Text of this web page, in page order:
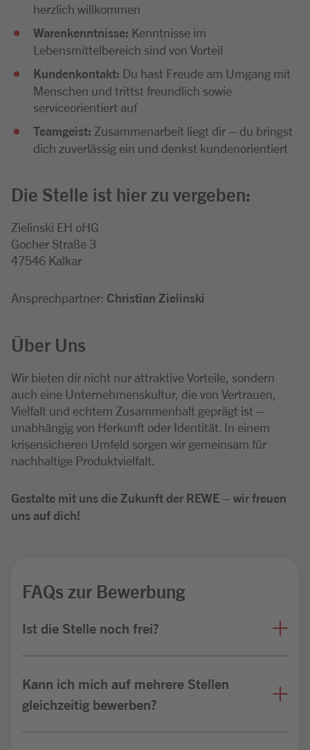
herzlich willkommen
Warenkenntnisse: Kenntnisse im
Lebensmittelbereich sind von Vorteil
Kundenkontakt: Du hast Freude am Umgang mit
Menschen und trittst freundlich sowie
serviceorientiert auf
Teamgeist: Zusammenarbeit liegt dir – du bringst
dich zuverlässig ein und denkst kundenorientiert
Die Stelle ist hier zu vergeben:
Zielinski EH oHG
Gocher Straße 3
47546 Kalkar
Ansprechpartner: Christian Zielinski
Über Uns
Wir bieten dir nicht nur attraktive Vorteile, sondern
auch eine Unternehmenskultur, die von Vertrauen,
Vielfalt und echtem Zusammenhalt geprägt ist –
unabhängig von Herkunft oder Identität. In einem
krisensicheren Umfeld sorgen wir gemeinsam für
nachhaltige Produktvielfalt.
Gestalte mit uns die Zukunft der REWE – wir freuen
uns auf dich!
FAQs zur Bewerbung
Ist die Stelle noch frei?
Kann ich mich auf mehrere Stellen
gleichzeitig bewerben?